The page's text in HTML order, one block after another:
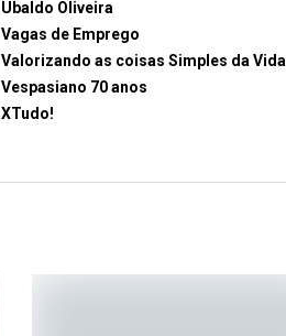
Ubaldo Oliveira
Vagas de Emprego
Valorizando as coisas Simples da Vida
Vespasiano 70 anos
XTudo!